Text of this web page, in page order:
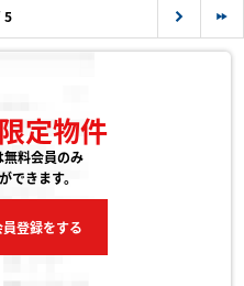
5
定物件
無料会員のみ
できます。
登録をする